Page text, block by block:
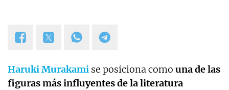
Haruki Murakami se posiciona como una de las
figuras más influyentes de la literatura